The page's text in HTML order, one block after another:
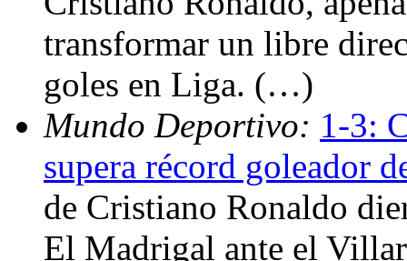
transformar un libre
goles en Liga. (…)
Mundo Deportivo: 1-3:
supera récord goleador
de Cristiano Ronaldo
El Madrigal ante el